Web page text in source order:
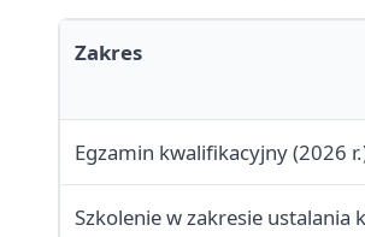
Zakres
Egzamin kwalifikacyjny (2026
Szkolenie w zakresie ustalania